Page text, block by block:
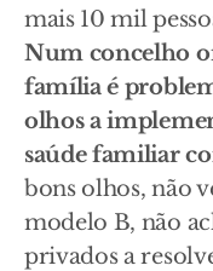
mais 10 mil
Num concelho
família é
olhos a
saúde familiar
bons olhos, não
modelo B, não
privados a